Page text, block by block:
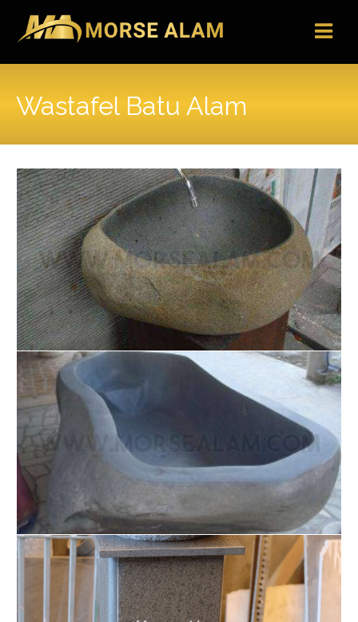
content
Wastafel Batu Alam